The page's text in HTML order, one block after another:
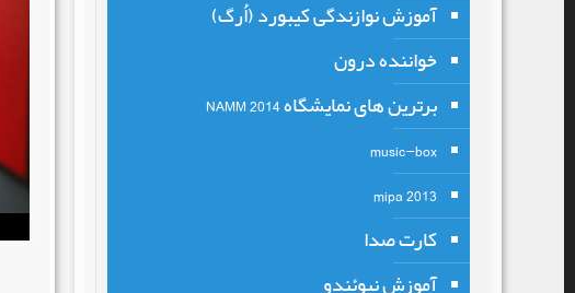
آموزش نوازندگی کیبورد (اُرگ)
خواننده درون
برترین های نمایشگاه NAMM 2014
music-box
mipa 2013
کارت صدا
آموزش نیوئندو